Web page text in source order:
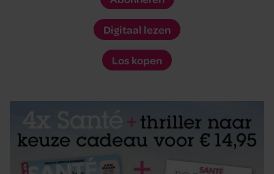
Digitaal lezen
Los kopen